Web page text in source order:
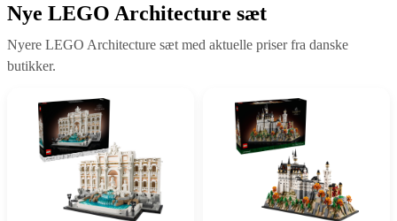
Nye LEGO Architecture sæt
Nyere LEGO Architecture sæt med aktuelle priser fra danske
butikker.